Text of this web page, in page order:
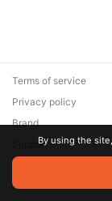
© 2026 Zaya
are the property of
Terms of service
Privacy policy
Brand
SupportBy using the